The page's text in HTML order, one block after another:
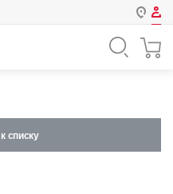
списку